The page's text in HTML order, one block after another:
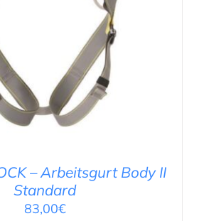
– Arbeitsgurt Body II
Standard
83,00€